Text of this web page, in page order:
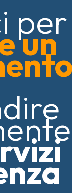
per
un